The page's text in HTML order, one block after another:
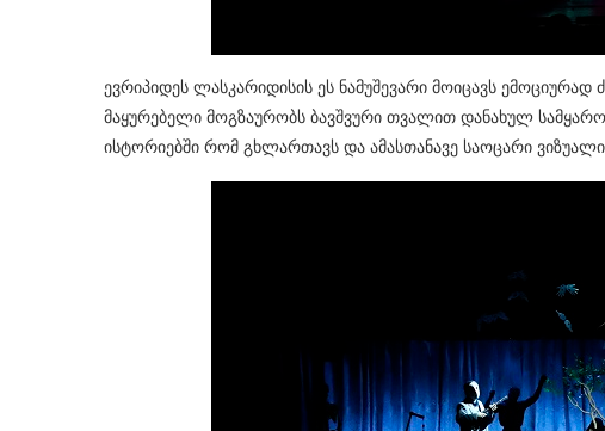
ევრიპიდეს ლასკარიდისის ეს ნამუშევარი მოიცავს
მაყურებელი მოგზაურობს ბავშვური თვალით დანახულ
ისტორიებში რომ გხლართავს და ამასთანავე საოცარი